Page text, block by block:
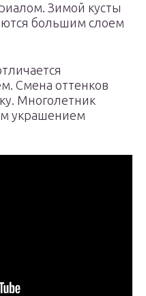
Зимой кусты
большим слоем
Смена оттенков
Многолетник
украшением